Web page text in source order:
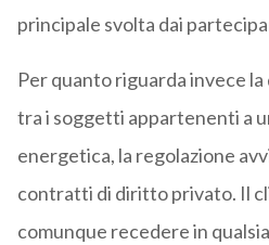
principale svolta dai
Per quanto riguarda invece
tra i soggetti appartenenti a
energetica, la regolazione
contratti di diritto privato. Il
comunque recedere in